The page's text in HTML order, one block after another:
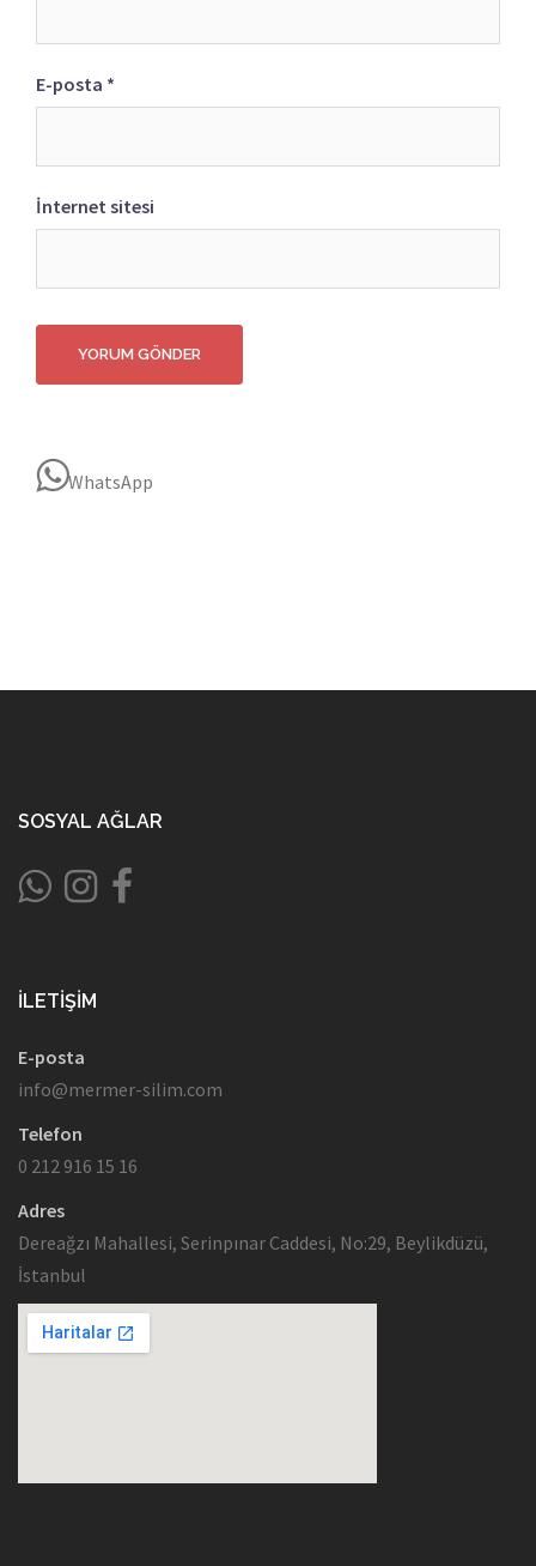
E-posta *
İnternet sitesi
WhatsApp
SOSYAL AĞLAR
İLETIŞIM
E-posta
info@mermer-silim.com
Telefon
0 212 916 15 16
Adres
Dereağzı Mahallesi, Serinpınar Caddesi, No:29, Beylikdüzü,
İstanbul